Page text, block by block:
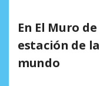
En El Muro
estación de
mundo